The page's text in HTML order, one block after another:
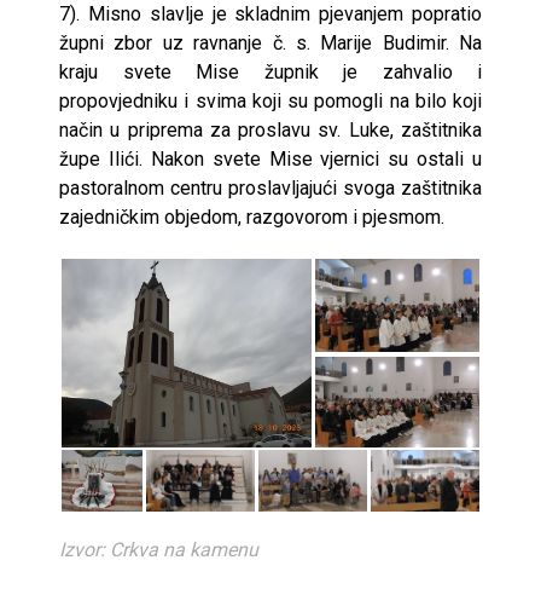
7). Misno slavlje je skladnim pjevanjem popratio
župni zbor uz ravnanje č. s. Marije Budimir. Na
kraju svete Mise župnik je zahvalio i
propovjedniku i svima koji su pomogli na bilo koji
način u priprema za proslavu sv. Luke, zaštitnika
župe Ilići. Nakon svete Mise vjernici su ostali u
pastoralnom centru proslavljajući svoga zaštitnika
zajedničkim objedom, razgovorom i pjesmom.
Izvor: Crkva na kamenu